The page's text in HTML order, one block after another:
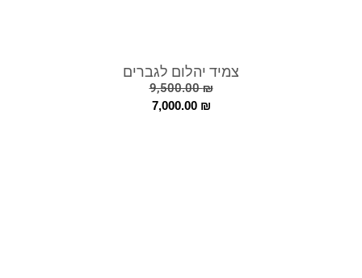
צמיד יהלום לגברים
9,500.00₪
7,000.00 ₪